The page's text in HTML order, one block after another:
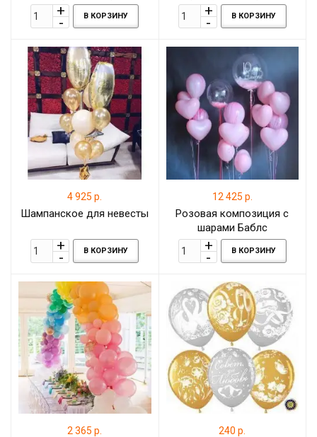
металлик 30 см
В КОРЗИНУ
гигантом к свадьбе
В КОРЗИНУ
4 925 р.
Шампанское для невесты
В КОРЗИНУ
12 425 р.
Розовая композиция с
шарами Баблс
В КОРЗИНУ
2 365 р. 240 р.